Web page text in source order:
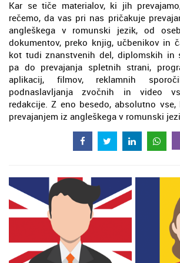
Kar se tiče materialov, ki jih
rečemo, da vas pri nas pričakuje
angleškega v romunski jezik, od
dokumentov, preko knjig, učbenikov in
kot tudi znanstvenih del, diplomskih in
pa do prevajanja spletnih strani,
aplikacij, filmov, reklamnih
podnaslavljanja zvočnih in video
redakcije. Z eno besedo, absolutno
prevajanjem iz angleškega v romunski